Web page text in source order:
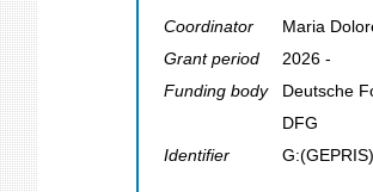
Coordinator
Maria
Grant period
2026 -
Funding body
Deutsche
DFG
Identifier